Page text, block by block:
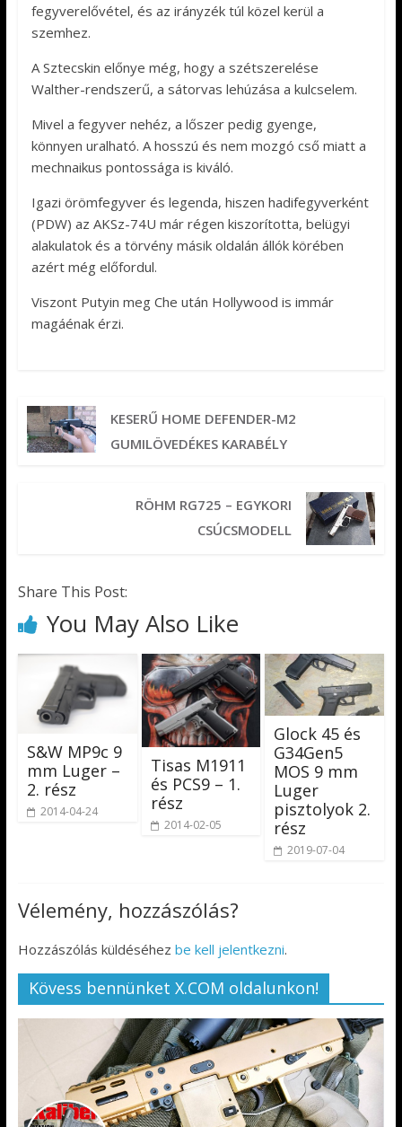
fegyverelővétel, és az irányzék túl közel kerül a
szemhez.
A Sztecskin előnye még, hogy a szétszerelése
Walther-rendszerű, a sátorvas lehúzása a kulcselem.
Mivel a fegyver nehéz, a lőszer pedig gyenge,
könnyen uralható. A hosszú és nem mozgó cső miatt a
mechnaikus pontossága is kiváló.
Igazi örömfegyver és legenda, hiszen hadifegyverként
(PDW) az AKSz-74U már régen kiszorította, belügyi
alakulatok és a törvény másik oldalán állók körében
azért még előfordul.
Viszont Putyin meg Che után Hollywood is immár
magáénak érzi.
KESERŰ HOME DEFENDER-M2
GUMILÖVEDÉKES KARABÉLY
RÖHM RG725 – EGYKORI
CSÚCSMODELL
Share This Post:
You May Also Like
S&W MP9c 9
mm Luger –
2. rész
2014-04-24
Tisas M1911
és PCS9 – 1.
rész
2014-02-05
Glock 45 és
G34Gen5
MOS 9 mm
Luger
pisztolyok 2.
rész
2019-07-04
Vélemény, hozzászólás?
Hozzászólás küldéséhez be kell jelentkezni.
Kövess bennünket X.COM oldalunkon!